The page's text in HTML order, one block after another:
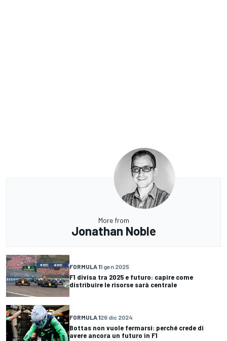
More from
Jonathan Noble
FORMULA 11 gen 2025
F1 divisa tra 2025 e futuro: capire come
distribuire le risorse sarà centrale
FORMULA 126 dic 2024
Bottas non vuole fermarsi: perché crede di
avere ancora un futuro in F1